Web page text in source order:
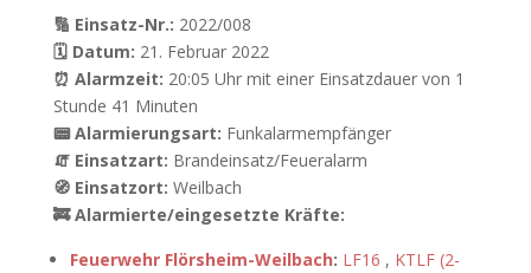
🔢 Einsatz-Nr.: 2022/008
🗓 Datum: 21. Februar 2022
⏰ Alarmzeit: 20:05 Uhr mit einer Einsatzdauer von 1
Stunde 41 Minuten
📟 Alarmierungsart: Funkalarmempfänger
🧯 Einsatzart: Brandeinsatz/Feueralarm
🧭 Einsatzort: Weilbach
🚒 Alarmierte/eingesetzte Kräfte:
Feuerwehr Flörsheim-Weilbach: LF16 , KTLF (2-